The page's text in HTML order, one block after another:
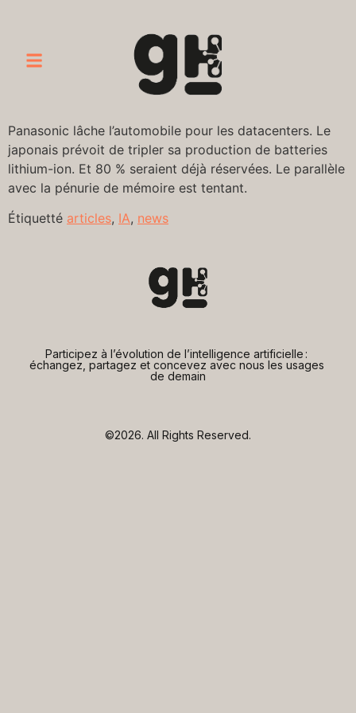
Panasonic lâche l’automobile pour les datacenters. Le
japonais prévoit de tripler sa production de batteries
lithium-ion. Et 80 % seraient déjà réservées. Le parallèle
avec la pénurie de mémoire est tentant.
Étiquetté articles, IA, news
Participez à l’évolution de l’intelligence artificielle :
échangez, partagez et concevez avec nous les usages
de demain
©2026. All Rights Reserved.